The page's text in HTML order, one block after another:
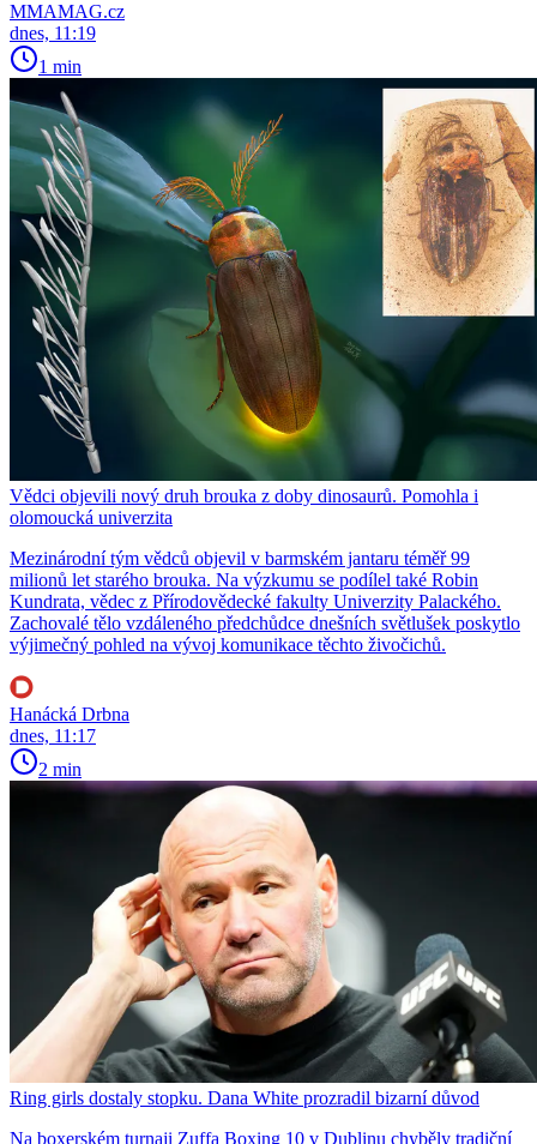
MMAMAG.cz
dnes, 11:19
1 min
Vědci objevili nový druh brouka z doby dinosaurů. Pomohla i
olomoucká univerzita
Mezinárodní tým vědců objevil v barmském jantaru téměř 99
milionů let starého brouka. Na výzkumu se podílel také Robin
Kundrata, vědec z Přírodovědecké fakulty Univerzity Palackého.
Zachovalé tělo vzdáleného předchůdce dnešních světlušek poskytlo
výjimečný pohled na vývoj komunikace těchto živočichů.
Hanácká Drbna
dnes, 11:17
2 min
Ring girls dostaly stopku. Dana White prozradil bizarní důvod
Na boxerském turnaji Zuffa Boxing 10 v Dublinu chyběly tradiční